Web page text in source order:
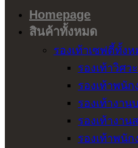
Homepage
สินค้าทั้งหมด
รองเท้าเซฟตี้ทั้ง
รองเท้าวิศว
รองเท้าพนั
รองเท้างาน
รองเท้างาน
รองเท้าพนัก